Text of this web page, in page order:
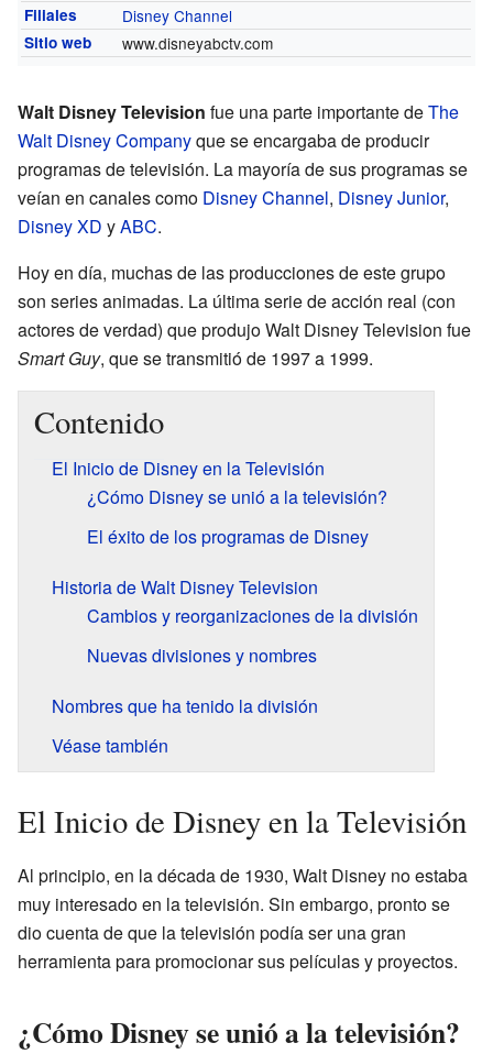
Filiales Disney Channel
Sitio web www.disneyabctv.com
Walt Disney Television fue una parte importante deThe
Walt Disney Companyque se encargaba de producir
programas de televisión. La mayoría de sus programas se
veían en canales como Disney Channel, Disney Junior,
Disney XD yABC.
Hoy en día, muchas de las producciones de este grupo
son series animadas. La última serie de acción real (con
actores de verdad) que produjo Walt Disney Television fue
Smart Guy, que se transmitió de 1997 a 1999.
Contenido
El Inicio de Disney en la Televisión
¿Cómo Disney se unió a la televisión?
El éxito de los programas de Disney
Historia de Walt Disney Television
Cambios y reorganizaciones de la división
Nuevas divisiones y nombres
Nombres que ha tenido la división
Véase también
El Inicio de Disney en la Televisión
Al principio, en la década de 1930, Walt Disney no estaba
muy interesado en la televisión. Sin embargo, pronto se
dio cuenta de que la televisión podía ser una gran
herramienta para promocionar sus películas y proyectos.
¿Cómo Disney se unió a la televisión?